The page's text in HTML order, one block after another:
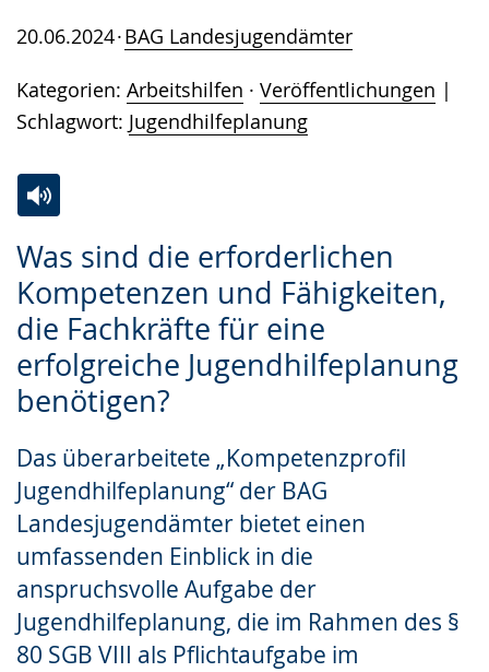
20.06.2024 BAG Landesjugendämter
Kategorien: Arbeitshilfen · Veröffentlichungen
Schlagwort: Jugendhilfeplanung
Was sind die erforderlichen
Kompetenzen und Fähigkeiten,
die Fachkräfte für eine
erfolgreiche Jugendhilfeplanung
benötigen?
Das überarbeitete „Kompetenzprofil
Jugendhilfeplanung“ der BAG
Landesjugendämter bietet einen
umfassenden Einblick in die
anspruchsvolle Aufgabe der
Jugendhilfeplanung, die im Rahmen des §
80 SGB VIII als Pflichtaufgabe im
Leichten
Sprache
wechseln.
Audio-
Unterstützung.
Video
in
Deutscher
Gebärdensprache
wird
angezeigt.